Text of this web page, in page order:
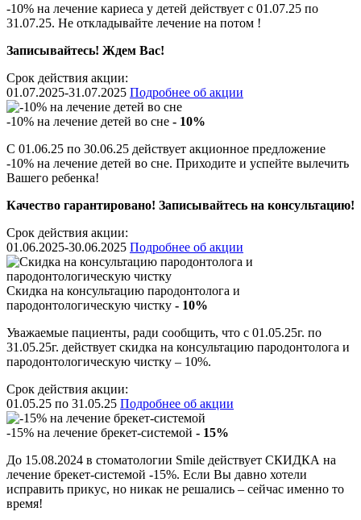
-10% на лечение кариеса у детей действует с 01.07.25 по
31.07.25. Не откладывайте лечение на потом !
Записывайтесь! Ждем Вас!
Срок действия акции:
01.07.2025-31.07.2025 Подробнее об акции
-10% на лечение детей во сне - 10%
С 01.06.25 по 30.06.25 действует акционное предложение
-10% на лечение детей во сне. Приходите и успейте вылечить
Вашего ребенка!
Качество гарантировано! Записывайтесь на консультацию!
Срок действия акции:
01.06.2025-30.06.2025 Подробнее об акции
Скидка на консультацию пародонтолога и
пародонтологическую чистку - 10%
Уважаемые пациенты, ради сообщить, что с 01.05.25г. по
31.05.25г. действует скидка на консультацию пародонтолога и
пародонтологическую чистку – 10%.
Срок действия акции:
01.05.25 по 31.05.25 Подробнее об акции
-15% на лечение брекет-системой - 15%
До 15.08.2024 в стоматологии Smile действует СКИДКА на
лечение брекет-системой -15%. Если Вы давно хотели
исправить прикус, но никак не решались – сейчас именно то
время!